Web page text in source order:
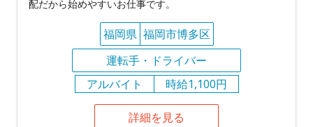
配だから始めやすいお仕事です。
福岡県 福岡市博多区
運転手・ドライバー
アルバイト
時給1,100円
詳細を見る